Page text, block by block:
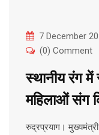
7 December
(0) Comment
स्थानीय रंग में
महिलाओं संग
रुद्रप्रयाग।